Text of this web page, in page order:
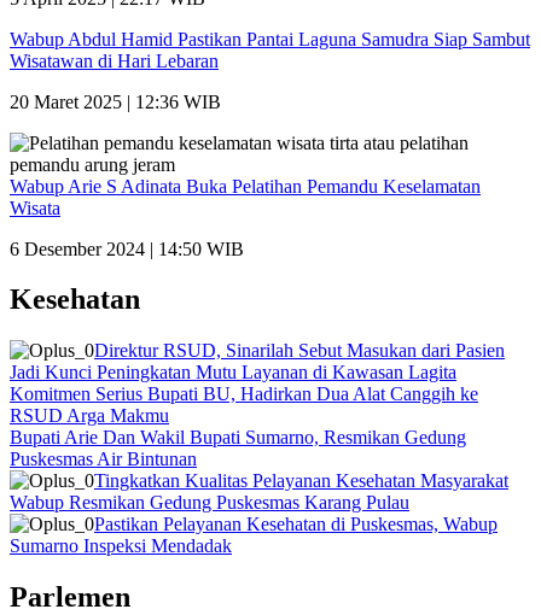
Wabup Abdul Hamid Pastikan Pantai Laguna Samudra Siap Sambut
Wisatawan di Hari Lebaran
20 Maret 2025 | 12:36 WIB
Wabup Arie S Adinata Buka Pelatihan Pemandu Keselamatan
Wisata
6 Desember 2024 | 14:50 WIB
Kesehatan
Direktur RSUD, Sinarilah Sebut Masukan dari Pasien
Jadi Kunci Peningkatan Mutu Layanan di Kawasan Lagita
Komitmen Serius Bupati BU, Hadirkan Dua Alat Canggih ke
RSUD Arga Makmu
Bupati Arie Dan Wakil Bupati Sumarno, Resmikan Gedung
Puskesmas Air Bintunan
Tingkatkan Kualitas Pelayanan Kesehatan Masyarakat
Wabup Resmikan Gedung Puskesmas Karang Pulau
Pastikan Pelayanan Kesehatan di Puskesmas, Wabup
Sumarno Inspeksi Mendadak
Parlemen